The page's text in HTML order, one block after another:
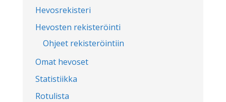
Hevosrekisteri
Hevosten rekisteröinti
Ohjeet rekisteröintiin
Omat hevoset
Statistiikka
Rotulista